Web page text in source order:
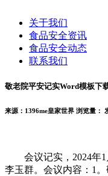
关于我们
食品安全资讯
食品安全动态
联系我们
敬老院平安记实Word模板下
来源：1396me皇家世界 浏览量：
会议记实，2024年1
李玉群。会议内容：1